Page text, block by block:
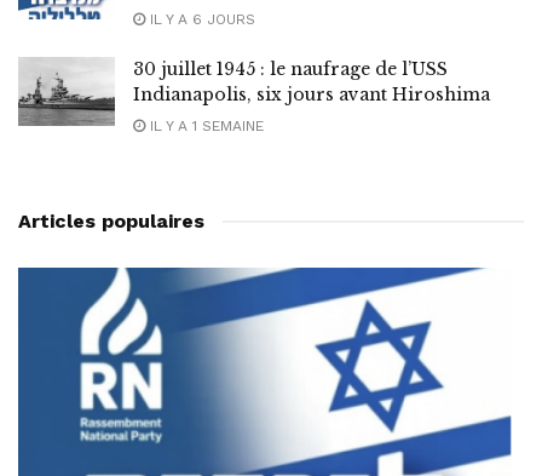
IL Y A 6 JOURS
30 juillet 1945 : le naufrage de l’USS
Indianapolis, six jours avant Hiroshima
IL Y A 1 SEMAINE
Articles populaires